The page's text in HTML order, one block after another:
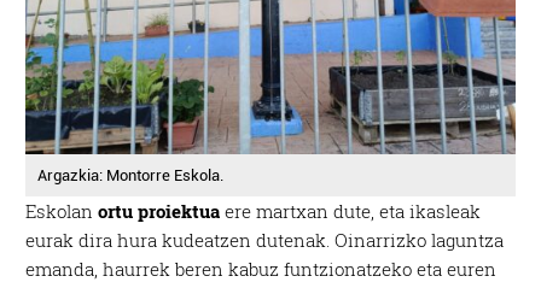
Argazkia: Montorre Eskola.
Eskolan ortu proiektua ere martxan dute, eta ikasleak
eurak dira hura kudeatzen dutenak. Oinarrizko laguntza
emanda, haurrek beren kabuz funtzionatzeko eta euren